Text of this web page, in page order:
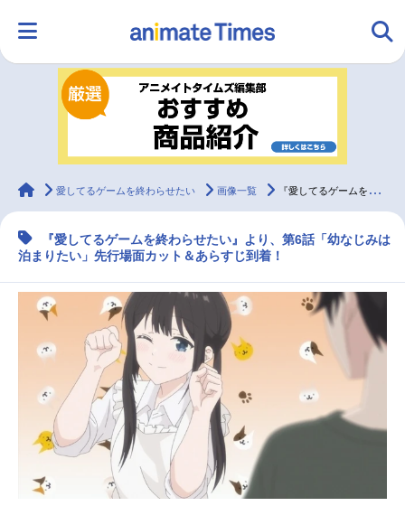
ランキング アニメ
ラジオ
マンガ・ラノベ ゲーム・アプリ 音楽
2.5次元 配信・Vtuber 無料マンガ
最新記事一覧
アニメ記事一覧 声優記事一覧
アニメ映画一覧 実写化映画一覧
今期アニメ曜日別一覧
animateTimes
愛してるゲームを終わらせたい 画像一覧 『愛してるゲームを終わらせたい』第6話先行場面カット＆あらすじ
『愛してるゲームを終わらせたい』より、第6話「幼なじみは
泊まりたい」先行場面カット＆あらすじ到着！